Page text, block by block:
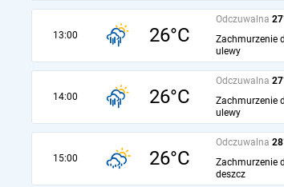
13:00 26°C
Odczuwalna
Zachmurzenie
ulewy
14:00 26°C
Odczuwalna
Zachmurzenie
ulewy
15:00 26°C
Odczuwalna
Zachmurzenie
deszcz